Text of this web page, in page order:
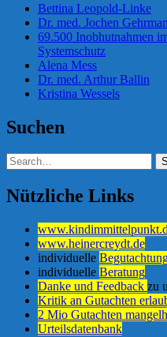
Bettina Leopold-Linke
Dr. med. Jochen
69.500 Inobhutnahmen
Systemschutz
Alena Mess
Dr. med. Arthur Ballin
Kristina Wessels
Suchen
Nützliche Links
www.heinercreydt.de
individuelle
individuelle Beratung
Danke und Feedback zu
Kritik an Gutachten
2 Mio Gutachten
Urteilsdatenbank